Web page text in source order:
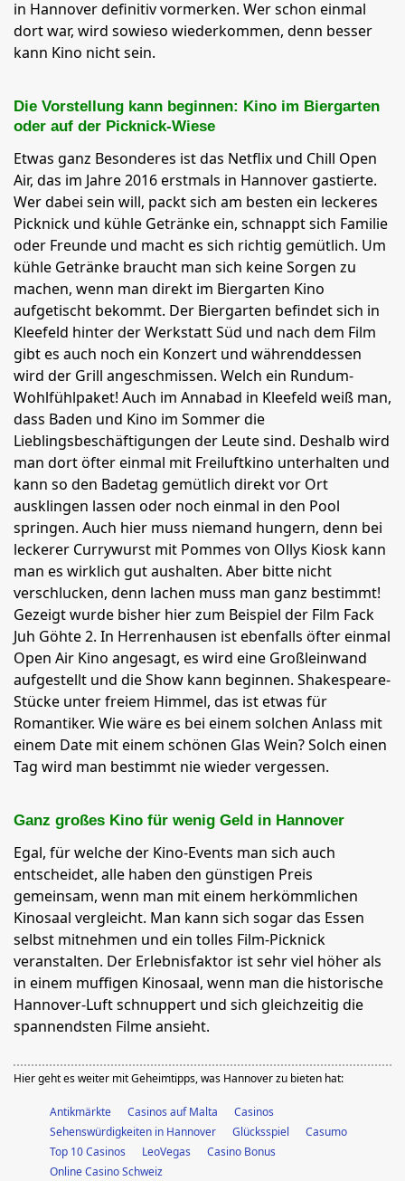
in Hannover definitiv vormerken. Wer schon einmal
dort war, wird sowieso wiederkommen, denn besser
kann Kino nicht sein.
Die Vorstellung kann beginnen: Kino im Biergarten
oder auf der Picknick-Wiese
Etwas ganz Besonderes ist das Netflix und Chill Open
Air, das im Jahre 2016 erstmals in Hannover gastierte.
Wer dabei sein will, packt sich am besten ein leckeres
Picknick und kühle Getränke ein, schnappt sich Familie
oder Freunde und macht es sich richtig gemütlich. Um
kühle Getränke braucht man sich keine Sorgen zu
machen, wenn man direkt im Biergarten Kino
aufgetischt bekommt. Der Biergarten befindet sich in
Kleefeld hinter der Werkstatt Süd und nach dem Film
gibt es auch noch ein Konzert und währenddessen
wird der Grill angeschmissen. Welch ein Rundum-
Wohlfühlpaket! Auch im Annabad in Kleefeld weiß man,
dass Baden und Kino im Sommer die
Lieblingsbeschäftigungen der Leute sind. Deshalb wird
man dort öfter einmal mit Freiluftkino unterhalten und
kann so den Badetag gemütlich direkt vor Ort
ausklingen lassen oder noch einmal in den Pool
springen. Auch hier muss niemand hungern, denn bei
leckerer Currywurst mit Pommes von Ollys Kiosk kann
man es wirklich gut aushalten. Aber bitte nicht
verschlucken, denn lachen muss man ganz bestimmt!
Gezeigt wurde bisher hier zum Beispiel der Film Fack
Juh Göhte 2. In Herrenhausen ist ebenfalls öfter einmal
Open Air Kino angesagt, es wird eine Großleinwand
aufgestellt und die Show kann beginnen. Shakespeare-
Stücke unter freiem Himmel, das ist etwas für
Romantiker. Wie wäre es bei einem solchen Anlass mit
einem Date mit einem schönen Glas Wein? Solch einen
Tag wird man bestimmt nie wieder vergessen.
Ganz großes Kino für wenig Geld in Hannover
Egal, für welche der Kino-Events man sich auch
entscheidet, alle haben den günstigen Preis
gemeinsam, wenn man mit einem herkömmlichen
Kinosaal vergleicht. Man kann sich sogar das Essen
selbst mitnehmen und ein tolles Film-Picknick
veranstalten. Der Erlebnisfaktor ist sehr viel höher als
in einem muffigen Kinosaal, wenn man die historische
Hannover-Luft schnuppert und sich gleichzeitig die
spannendsten Filme ansieht.
Hier geht es weiter mit Geheimtipps, was Hannover zu bieten hat:
Antikmärkte Casinos auf Malta
Casinos
Sehenswürdigkeiten in Hannover
Glücksspiel
Casumo
Top 10 Casinos
LeoVegas
Casino Bonus
Online Casino Schweiz